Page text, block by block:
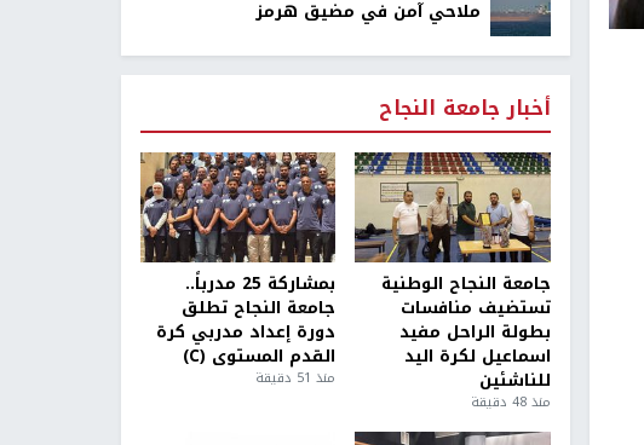
ملاحي آمن في مضيق هرمز
أخبار جامعة النجاح
جامعة النجاح الوطنية
تستضيف منافسات
بطولة الراحل مفيد
اسماعيل لكرة اليد
للناشئين
منذ 48 دقيقة
بمشاركة 25 مدرباً..
جامعة النجاح تطلق
دورة إعداد مدربي كرة
القدم المستوى (C)
منذ 51 دقيقة